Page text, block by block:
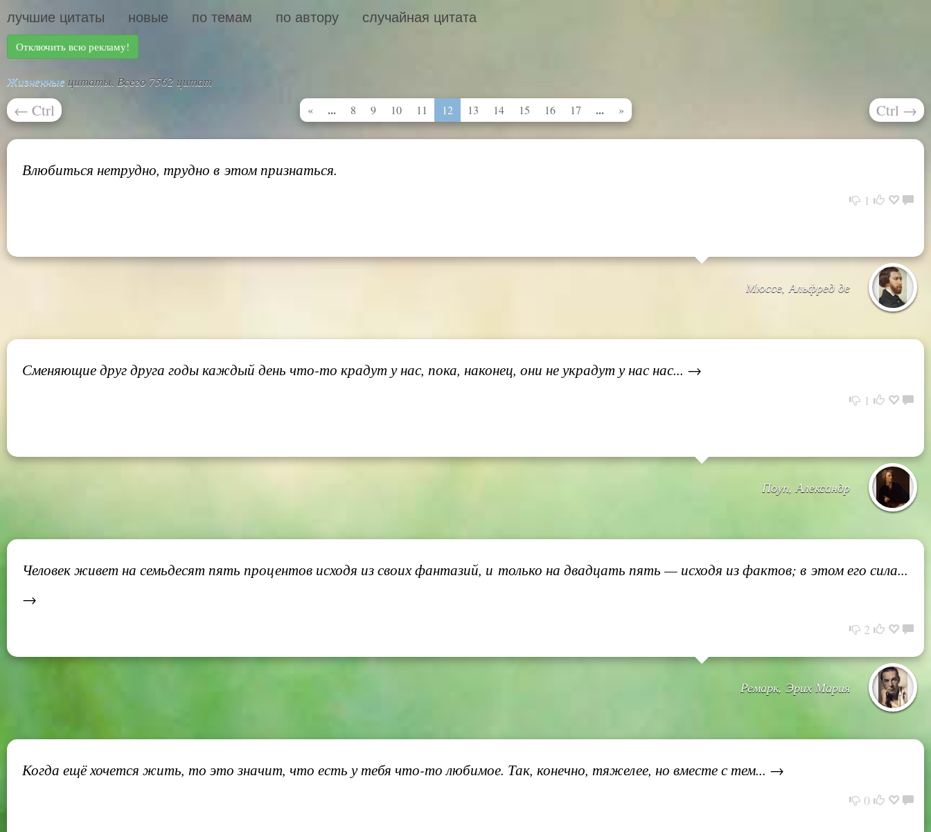
лучшие цитаты новые по темам по автору случайная цитата
Отключить всю рекламу!
Жизненные цитаты. Всего 7562 цитат
← Ctrl « ... 8 9 10 11 12 13 14 15 16 17 ... » Ctrl →
Влюбиться нетрудно, трудно в этом признаться.
1
Мюссе, Альфред де
Сменяющие друг друга годы каждый день что-то крадут у нас, пока, наконец, они не украдут у нас нас... →
1
Поуп, Александр
Человек живет на семьдесят пять процентов исходя из своих фантазий, и только на двадцать пять — исходя из фактов; в этом его сила...
→
2
Ремарк, Эрих Мария
Когда ещё хочется жить, то это значит, что есть у тебя что-то любимое. Так, конечно, тяжелее, но вместе с тем... →
0